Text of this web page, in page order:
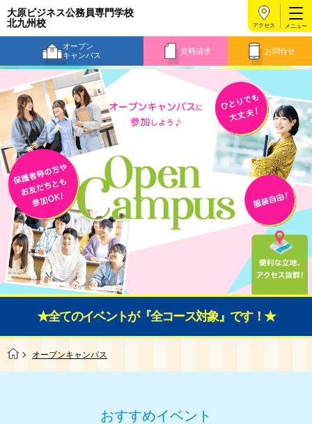
大原ビジネス公務員専門学校
北九州校
オープン
キャンパス
資料請求 お問合せ
アクセス
★全てのイベントが『全コース対象』です！★
オープンキャンパス
おすすめイベント